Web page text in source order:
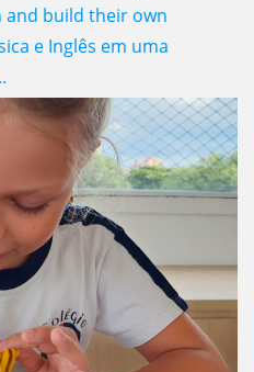
and build their own
e Inglês em uma